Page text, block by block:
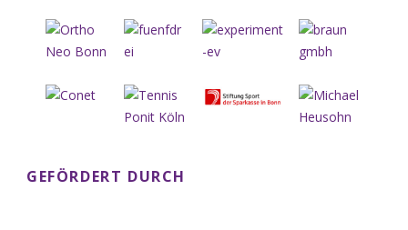
GEFÖRDERT DURCH